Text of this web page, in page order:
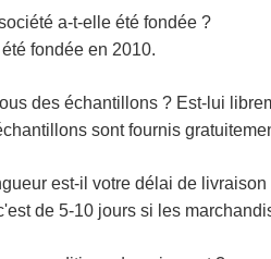
a-t-elle été fondée ?
fondée en 2010.
des échantillons ? Est-lui
sont fournis
est-il votre délai de livraison
de 5-10 jours si les